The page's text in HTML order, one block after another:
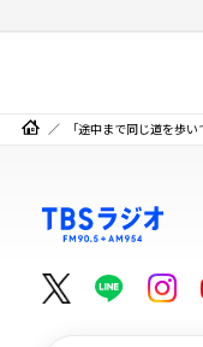
「途中まで同じ道を歩